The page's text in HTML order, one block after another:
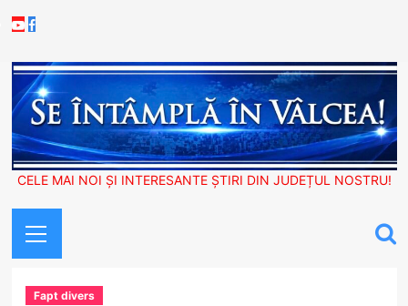
to
Youtube
Facebook
CELE MAI NOI ȘI INTERESANTE ȘTIRI DIN JUDEȚUL NOSTRU!
Menu
Fapt divers